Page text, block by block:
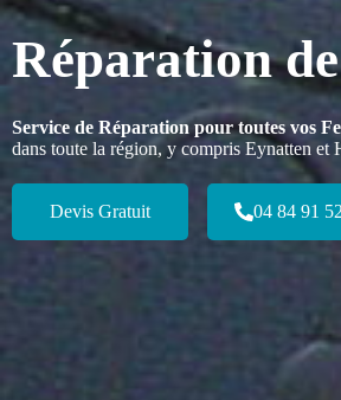
Réparation
Service de Réparation pour toutes vos
dans toute la région, y compris Eynatten et
Devis Gratuit 04 84 91